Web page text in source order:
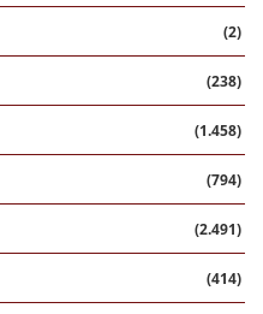
(2)
(238)
(1.458)
(794)
(2.491)
(414)